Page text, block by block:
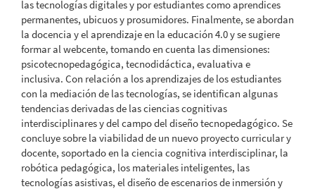
las tecnologías digitales y por estudiantes como aprendices
permanentes, ubicuos y prosumidores. Finalmente, se abordan
la docencia y el aprendizaje en la educación 4.0 y se sugiere
formar al webcente, tomando en cuenta las dimensiones:
psicotecnopedagógica, tecnodidáctica, evaluativa e
inclusiva. Con relación a los aprendizajes de los estudiantes
con la mediación de las tecnologías, se identifican algunas
tendencias derivadas de las ciencias cognitivas
interdisciplinares y del campo del diseño tecnopedagógico. Se
concluye sobre la viabilidad de un nuevo proyecto curricular y
docente, soportado en la ciencia cognitiva interdisciplinar, la
robótica pedagógica, los materiales inteligentes, las
tecnologías asistivas, el diseño de escenarios de inmersión y